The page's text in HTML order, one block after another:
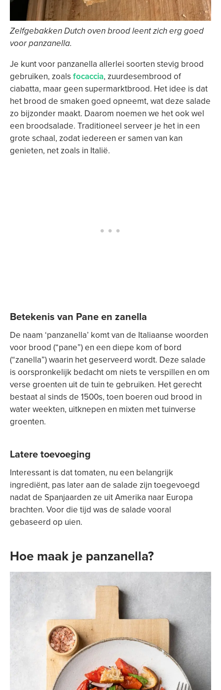
Zelfgebakken Dutch oven brood leent zich erg goed
voor panzanella.
Je kunt voor panzanella allerlei soorten stevig brood
gebruiken, zoals focaccia, zuurdesembrood of
ciabatta, maar geen supermarktbrood. Het idee is dat
het brood de smaken goed opneemt, wat deze salade
zo bijzonder maakt. Daarom noemen we het ook wel
een broodsalade. Traditioneel serveer je het in een
grote schaal, zodat iedereen er samen van kan
genieten, net zoals in Italië.
Betekenis van Pane en zanella
De naam ‘panzanella’ komt van de Italiaanse woorden
voor brood (“pane”) en een diepe kom of bord
(“zanella”) waarin het geserveerd wordt. Deze salade
is oorspronkelijk bedacht om niets te verspillen en om
verse groenten uit de tuin te gebruiken. Het gerecht
bestaat al sinds de 1500s, toen boeren oud brood in
water weekten, uitknepen en mixten met tuinverse
groenten.
Latere toevoeging
Interessant is dat tomaten, nu een belangrijk
ingrediënt, pas later aan de salade zijn toegevoegd
nadat de Spanjaarden ze uit Amerika naar Europa
brachten. Voor die tijd was de salade vooral
gebaseerd op uien.
Hoe maak je panzanella?